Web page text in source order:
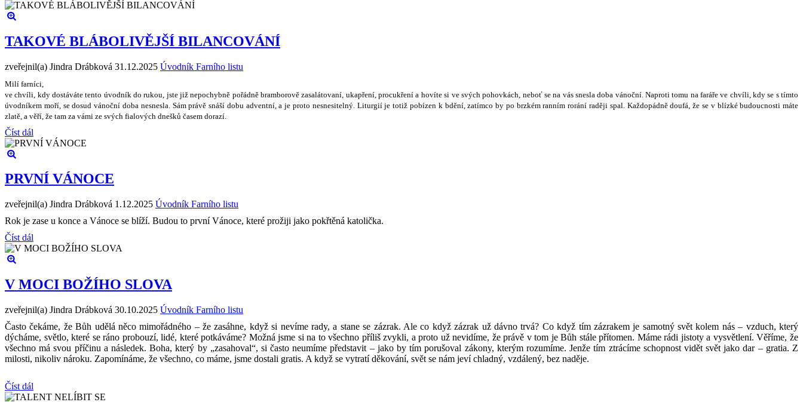
TAKOVÉ BLÁBOLIVĚJŠÍ BILANCOVÁNÍ
zveřejnil(a) Jindra Drábková 31.12.2025 Úvodník Farního listu
Milí farníci,
ve chvíli, kdy dostáváte tento úvodník do rukou, jste jižnepochybně pořádněbramborovězasalátovaní, ukapření, procukření a hovíte si ve svých pohovkách, neboť se na vás snesla doba vánoční. Naproti tomu na faráře ve chvíli, kdy se s tímto
úvodníkem moří, se dosud vánoční doba nesnesla. Sám právěsnáší dobu adventní, a je proto nesnesitelný. Liturgií je totiž pobízen k bdění, zatímco by po brzkém ranním rorání raději spal. Každopádnědoufá,že se v blízké budoucnosti máte
zlatě , a věří, že tam za vámi ze svých fialových dnešků časem dorazí.
Číst dál
PRVNÍ VÁNOCE
zveřejnil(a) Jindra Drábková 1.12.2025 Úvodník Farního listu
Rok je zase u konce a Vánoce se blíží. Budou to první Vánoce, které prožiji jako pokřtěná katolička.
Číst dál
V MOCI BOŽÍHO SLOVA
zveřejnil(a) Jindra Drábková 30.10.2025 Úvodník Farního listu
Často čekáme, že Bůh udělá něco mimořádného – že zasáhne, když si nevíme rady, a stane se zázrak. Ale co když zázrak už dávno trvá? Co když tím zázrakem je samotný svět kolem nás – vzduch, který
dýcháme, světlo, které se ráno probouzí, lidé, které potkáváme? Možná jsme si na to všechno příliš zvykli, a proto už nevidíme, že právě v tom je Bůh stále přítomen. Máme rádi jistoty a vysvětlení. Věříme, že
všechno má svou příčinu a následek. Boha, který by „zasahoval“, si často neumíme představit – jako by tím porušoval zákony, kterým rozumíme. Jenže tím ztrácíme schopnost vidět svět jako dar – gratia. Z
milosti, nikoliv nároku. Zapomínáme, že všechno, co máme, jsme dostali gratis. A když se vytratí děkování, svět se nám jeví chladný, vzdálený, bez naděje.
Číst dál